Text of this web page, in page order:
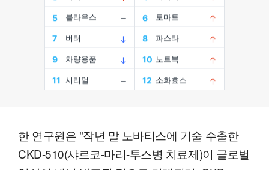
한 연구원은 "작년 말 노바티스에 기술 수출한
CKD-510(샤르코-마리-투스병 치료제)이 글로벌